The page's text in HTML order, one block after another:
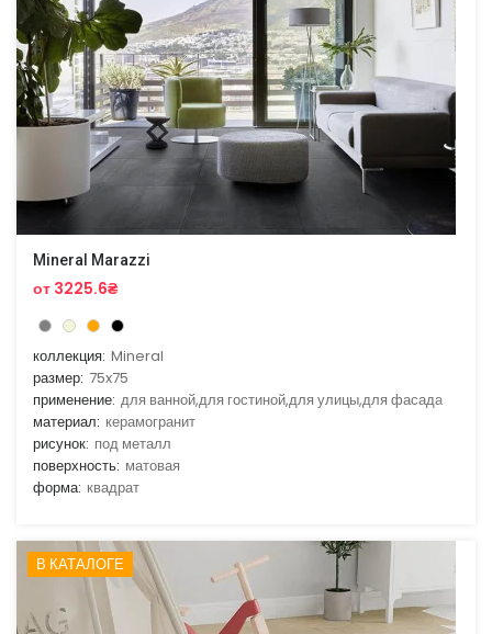
Mineral Marazzi
от 3225.6₴
коллекция: Mineral
размер: 75x75
применение: для ванной,для гостиной,для улицы,для фасада
материал: керамогранит
рисунок: под металл
поверхность: матовая
форма: квадрат
В КАТАЛОГЕ